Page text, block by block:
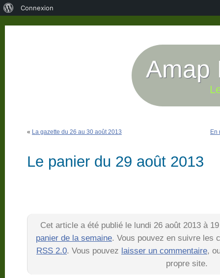
Amap
« La gazette du 26 au 30 août 2013 En
Le panier du 29 août 2013
Cet article a été publié le lundi 26 août 2013 à
panier de la semaine. Vous pouvez en suivre les
RSS 2.0. Vous pouvez laisser un commentaire,
propre site.
Connexion